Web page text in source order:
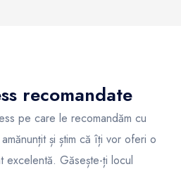
recomandate
pe care le recomandăm cu
și știm că îți vor oferi o
excelentă. Găsește-ți locul